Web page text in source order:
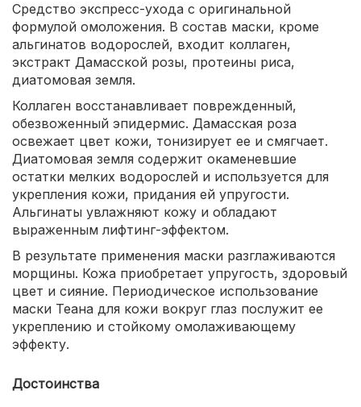
Средство экспресс-ухода с оригинальной
формулой омоложения. В состав маски, кроме
альгинатов водорослей, входит коллаген,
экстракт Дамасской розы, протеины риса,
диатомовая земля.
Коллаген восстанавливает поврежденный,
обезвоженный эпидермис. Дамасская роза
освежает цвет кожи, тонизирует ее и смягчает.
Диатомовая земля содержит окаменевшие
остатки мелких водорослей и используется для
укрепления кожи, придания ей упругости.
Альгинаты увлажняют кожу и обладают
выраженным лифтинг-эффектом.
В результате применения маски разглаживаются
морщины. Кожа приобретает упругость, здоровый
цвет и сияние. Периодическое использование
маски Теана для кожи вокруг глаз послужит ее
укреплению и стойкому омолаживающему
эффекту.
Достоинства